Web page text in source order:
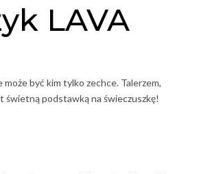
LAVA
może być kim tylko zechce. Talerzem,
świetną podstawką na świeczuszkę!